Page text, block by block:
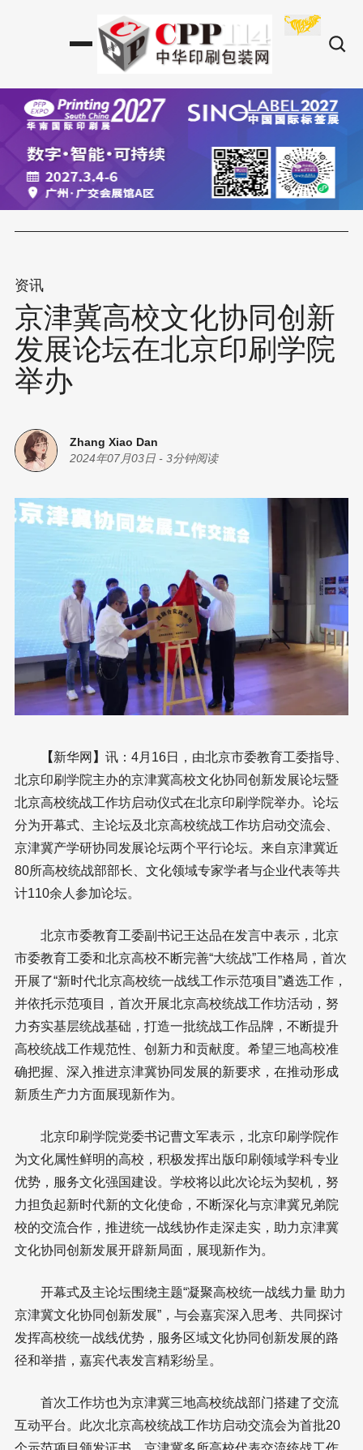
资讯
京津冀高校文化协同创新
发展论坛在北京印刷学院
举办
Zhang Xiao Dan
2024年07月03日 - 3分钟阅读
【新华网 】 讯：4月16日，由北京市委教育工委指导、
北京印刷学院主办的京津冀高校文化协同创新发展论坛暨
北京高校统战工作坊启动仪式在北京印刷学院举办。论坛
分为开幕式、主论坛及北京高校统战工作坊启动交流会、
京津冀产学研协同发展论坛两个平行论坛。来自京津冀近
80所高校统战部部长、文化领域专家学者与企业代表等共
计110余人参加论坛。
北京市委教育工委副书记王达品在发言中表示，北京
市委教育工委和北京高校不断完善“大统战”工作格局，首次
开展了“新时代北京高校统一战线工作示范项目”遴选工作，
并依托示范项目，首次开展北京高校统战工作坊活动，努
力夯实基层统战基础，打造一批统战工作品牌，不断提升
高校统战工作规范性、创新力和贡献度。希望三地高校准
确把握、深入推进京津冀协同发展的新要求，在推动形成
新质生产力方面展现新作为。
北京印刷学院党委书记曹文军表示，北京印刷学院作
为文化属性鲜明的高校，积极发挥出版印刷领域学科专业
优势，服务文化强国建设。学校将以此次论坛为契机，努
力担负起新时代新的文化使命，不断深化与京津冀兄弟院
校的交流合作，推进统一战线协作走深走实，助力京津冀
文化协同创新发展开辟新局面，展现新作为。
开幕式及主论坛围绕主题“凝聚高校统一战线力量 助力
京津冀文化协同创新发展”，与会嘉宾深入思考、共同探讨
发挥高校统一战线优势，服务区域文化协同创新发展的路
径和举措，嘉宾代表发言精彩纷呈。
首次工作坊也为京津冀三地高校统战部门搭建了交流
互动平台。此次北京高校统战工作坊启动交流会为首批20